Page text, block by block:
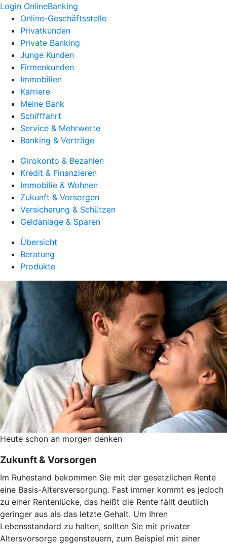
Login OnlineBanking
Online-Geschäftsstelle
Privatkunden
Private Banking
Junge Kunden
Firmenkunden
Immobilien
Karriere
Meine Bank
Schifffahrt
Service & Mehrwerte
Banking & Verträge
Girokonto & Bezahlen
Kredit & Finanzieren
Immobilie & Wohnen
Zukunft & Vorsorgen
Versicherung & Schützen
Geldanlage & Sparen
Übersicht
Beratung
Produkte
Heute schon an morgen denken
Zukunft & Vorsorgen
Im Ruhestand bekommen Sie mit der gesetzlichen Rente
eine Basis-Altersversorgung. Fast immer kommt es jedoch
zu einer Rentenlücke, das heißt die Rente fällt deutlich
geringer aus als das letzte Gehalt. Um Ihren
Lebensstandard zu halten, sollten Sie mit privater
Altersvorsorge gegensteuern, zum Beispiel mit einer